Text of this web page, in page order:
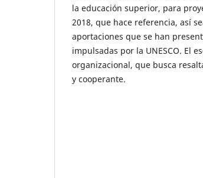
la educación superior, para
2018, que hace referencia, así
aportaciones que se han
impulsadas por la UNESCO. El
organizacional, que busca
y cooperante.